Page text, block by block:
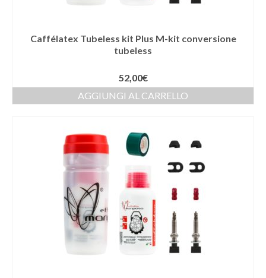
Caffélatex Tubeless kit Plus M-kit conversione
tubeless
52,00€
AGGIUNGI AL CARRELLO